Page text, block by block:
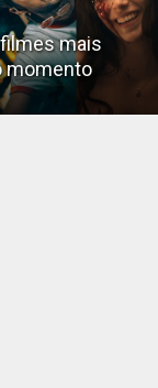
mais
momento